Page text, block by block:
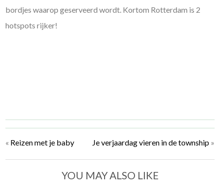
bordjes waarop geserveerd wordt. Kortom Rotterdam is 2
hotspots rijker!
« Reizen met je baby Je verjaardag vieren in de township»
YOU MAY ALSO LIKE